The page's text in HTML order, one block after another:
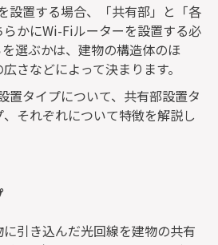
設置する場合、「共有部」と「各
かにWi-Fiルーターを設置する必
選ぶかは、建物の構造体のほ
さなどによって決まります。
置タイプについて、共有部設置タ
それぞれについて特徴を解説し
引き込んだ光回線を建物の共有